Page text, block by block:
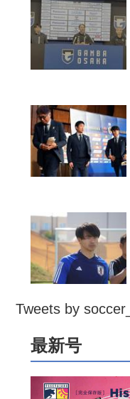
Tweets by
最新号